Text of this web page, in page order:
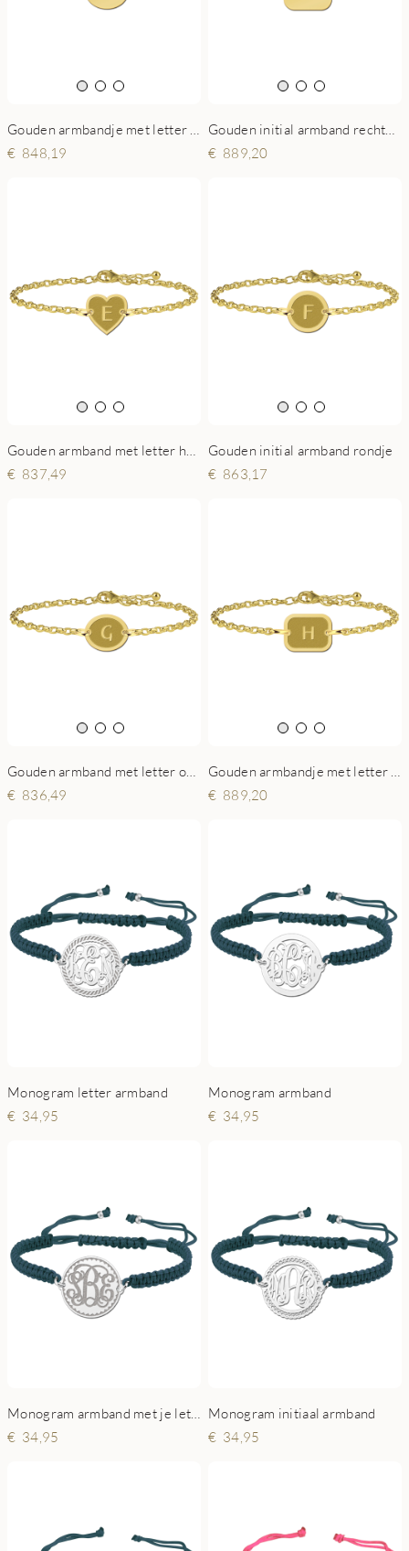
848,19
889,20
837,49
Gouden initial armband rondje
863,17
836,49
889,20
Monogram letter armband
34,95
Monogram armband
34,95
34,95
Monogram initiaal armband
34,95